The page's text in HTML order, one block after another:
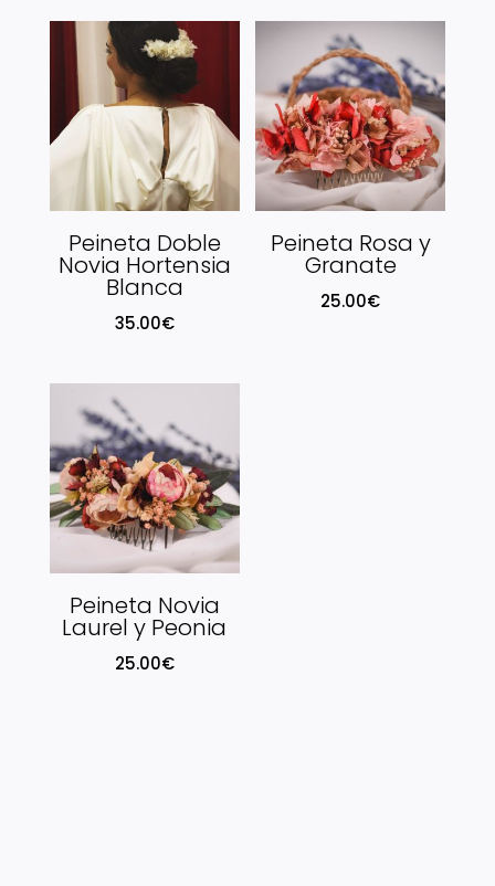
Peineta Doble
Novia Hortensia
Blanca
35.00€
Peineta Rosa y
Granate
25.00€
Peineta Novia
Laurel y Peonia
25.00€